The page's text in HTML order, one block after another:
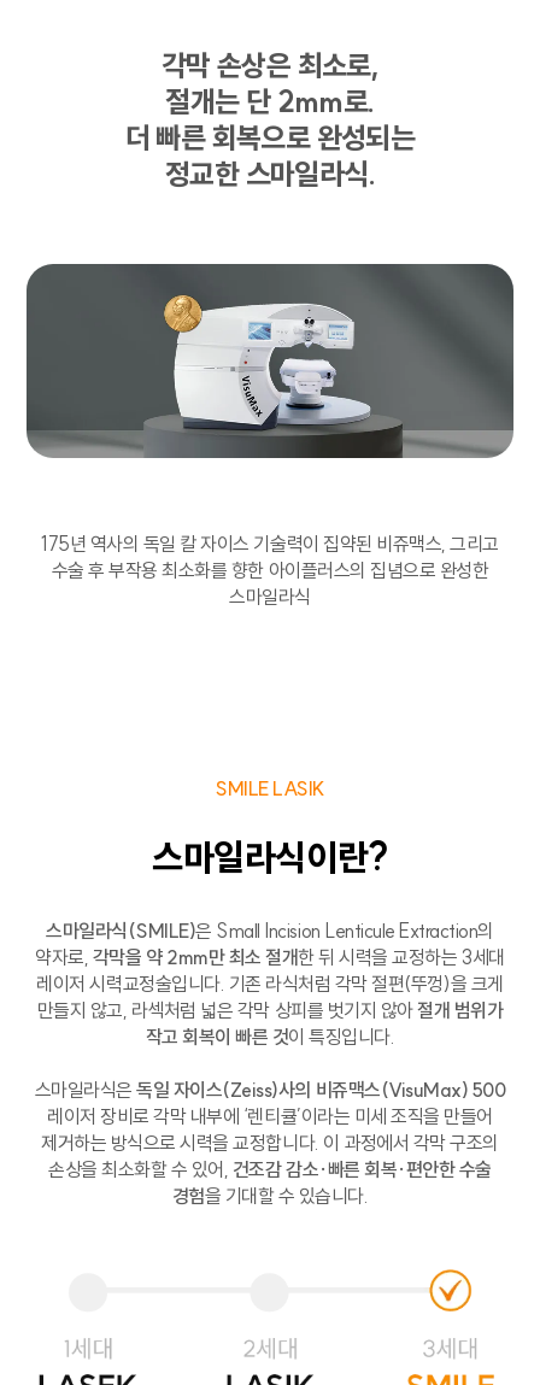
각막 손상은 최소로,
절개는 단 2mm로.
더 빠른 회복으로 완성되는
정교한 스마일라식.
175년 역사의 독일 칼 자이스 기술력이 집약된 비쥬맥스, 그리고
수술 후 부작용 최소화를 향한 아이플러스의 집념으로 완성한
스마일라식
SMILE LASIK
스마일라식이란?
스마일라식(SMILE)은 Small Incision Lenticule Extraction의
약자로, 각막을 약 2mm만 최소 절개한 뒤 시력을 교정하는 3세대
레이저 시력교정술입니다. 기존 라식처럼 각막 절편(뚜껑)을 크게
만들지 않고, 라섹처럼 넓은 각막 상피를 벗기지 않아절개 범위가
작고 회복이 빠른 것이 특징입니다.
스마일라식은독일 자이스(Zeiss)사의 비쥬맥스(VisuMax) 500
레이저 장비로 각막 내부에 ‘렌티큘’이라는 미세 조직을 만들어
제거하는 방식으로 시력을 교정합니다. 이 과정에서 각막 구조의
손상을 최소화할 수 있어, 건조감 감소·빠른 회복·편안한 수술
경험을 기대할 수 있습니다.